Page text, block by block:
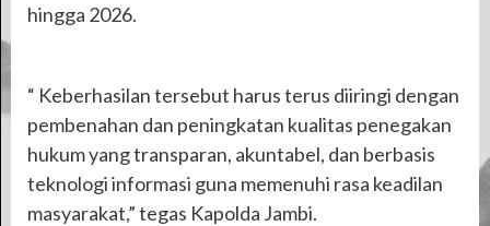
hingga 2026.
“ Keberhasilan tersebut harus terus diiringi dengan
pembenahan dan peningkatan kualitas penegakan
hukum yang transparan, akuntabel, dan berbasis
teknologi informasi guna memenuhi rasa keadilan
masyarakat,” tegas Kapolda Jambi.